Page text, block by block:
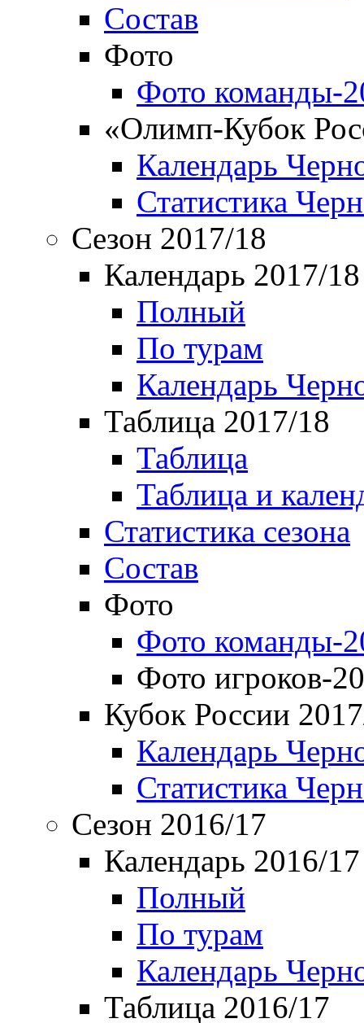
Состав
Фото
Фото команды-
«Олимп-Кубок
Календарь
Статистика
Сезон 2017/18
Календарь 2017/18
Полный
По турам
Календарь
Таблица 2017/18
Таблица
Таблица и
Статистика сезона
Состав
Фото
Фото команды-
Фото игроков-
Кубок России
Календарь
Статистика
Сезон 2016/17
Календарь 2016/17
Полный
По турам
Календарь
Таблица 2016/17